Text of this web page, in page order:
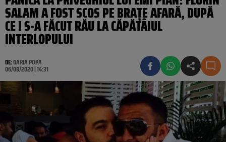
SALAM A FOST SCOS PE BRAȚE AFARĂ, DUPĂ
CE I S-A FĂCUT RĂU LA CĂPĂTÂIUL
INTERLOPULUI
DE:DARIA POPA
06/08/2020 | 14:31